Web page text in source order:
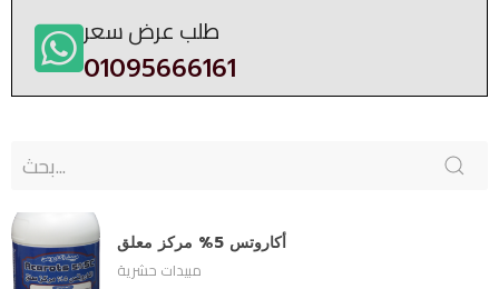
طلب عرض سعر
01095666161
أكاروتس 5% مركز معلق
مبيدات حشرية